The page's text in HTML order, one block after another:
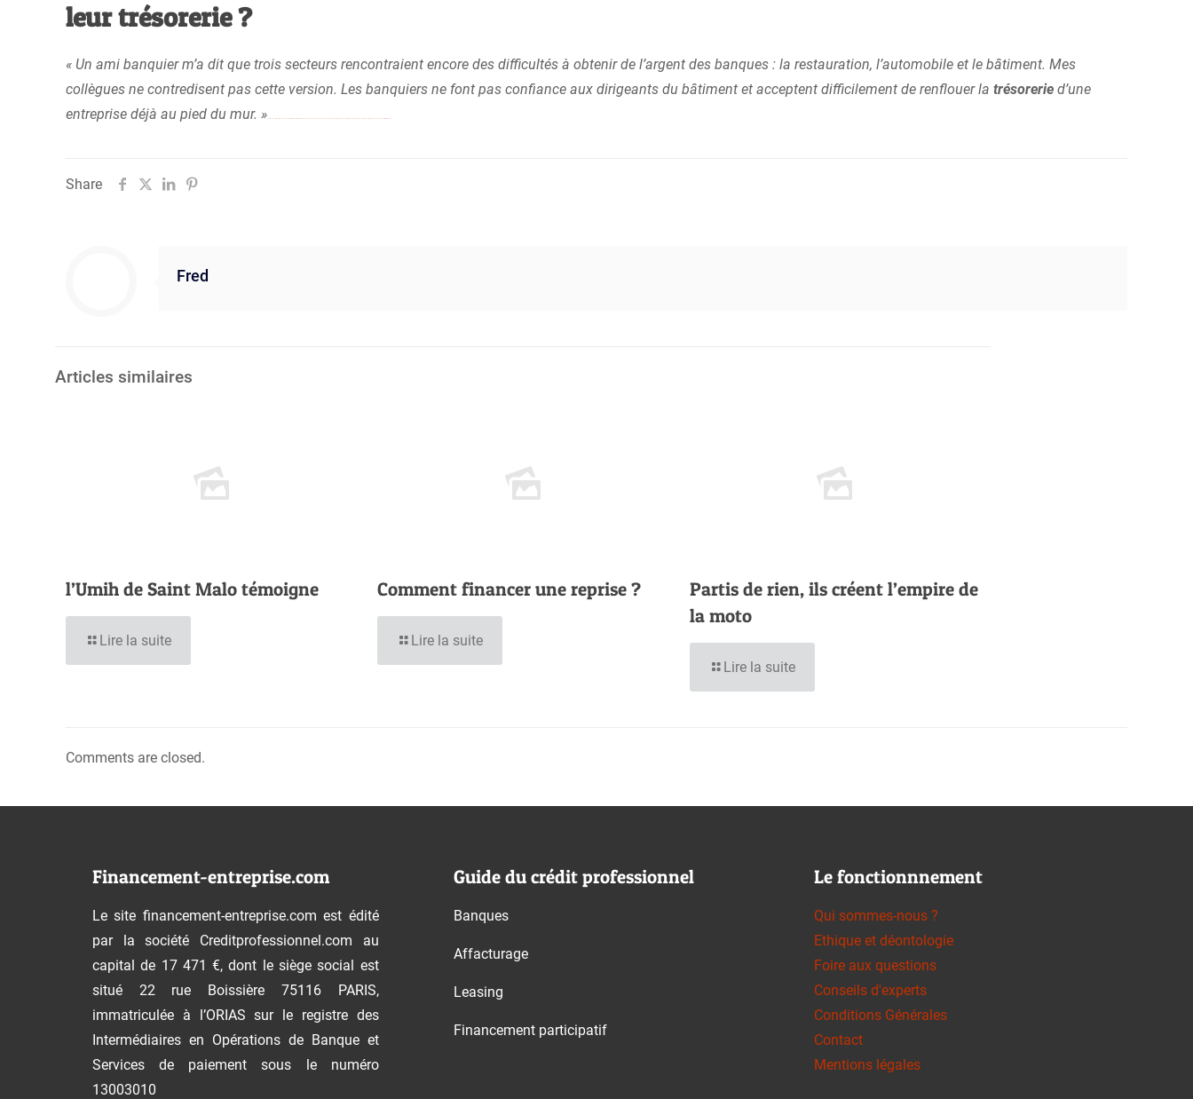
leur trésorerie ?
« Un ami banquier m’a dit que trois secteurs rencontraient encore des difficultés à obtenir de l’argent des banques : la restauration, l’automobile et le bâtiment. Mes
collègues ne contredisent pas cette version. Les banquiers ne font pas confiance aux dirigeants du bâtiment et acceptent difficilement de renflouer latrésorerie d’une
entreprise déjà au pied du mur. »
Share
Fred
Articles similaires
l’Umih de Saint Malo témoigne
Lire la suite
Comment financer une reprise ?
Lire la suite
Partis de rien, ils créent l’empire de
la moto
Lire la suite
Comments are closed.
Financement-entreprise.com
Le site financement-entreprise.com est édité
par la société Creditprofessionnel.com au
capital de 17 471 €, dont le siège social est
situé 22 rue Boissière 75116 PARIS,
immatriculée à l’ORIAS sur le registre des
Intermédiaires en Opérations de Banque et
Services de paiement sous le numéro
13003010
Guide du crédit professionnel
Banques
Affacturage
Leasing
Financement participatif
Le fonctionnnement
Qui sommes-nous ?
Ethique et déontologie
Foire aux questions
Conseils d'experts
Conditions Générales
Contact
Mentions légales